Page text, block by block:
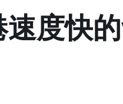
速度快